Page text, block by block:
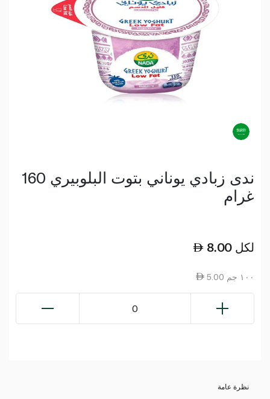
ندى زبادي يوناني بتوت البلوبيري 160
غرام
8.00 لكل
5.00 ١٠٠ جم
0
نظرة عامة